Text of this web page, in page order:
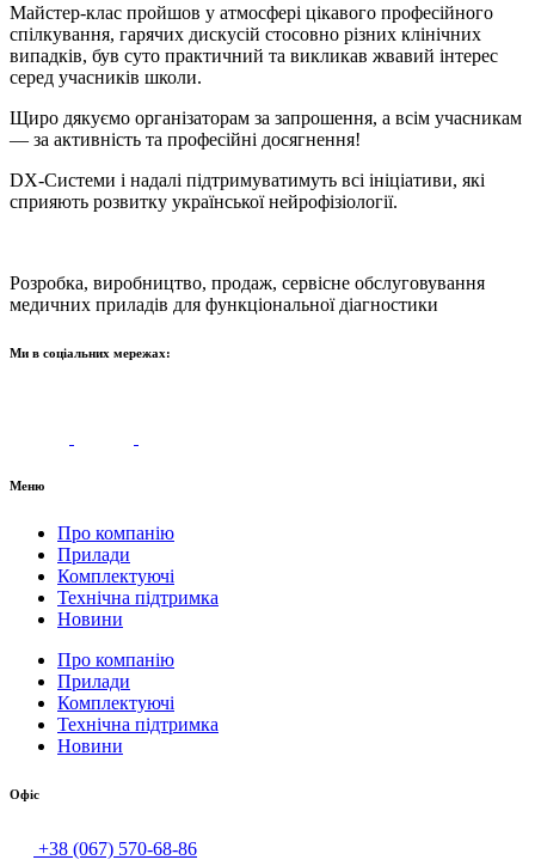
Майстер-клас пройшов у атмосфері цікавого професійного
спілкування, гарячих дискусій стосовно різних клінічних
випадків, був суто практичний та викликав жвавий інтерес
серед учасників школи.
Щиро дякуємо організаторам за запрошення, а всім учасникам
— за активність та професійні досягнення!
DX-Системи і надалі підтримуватимуть всі ініціативи, які
сприяють розвитку української нейрофізіології.
Розробка, виробництво, продаж, сервісне обслуговування
медичних приладів для функціональної діагностики
Ми в соціальних мережах:
Меню
Про компанію
Прилади
Комплектуючі
Технічна підтримка
Новини
Про компанію
Прилади
Комплектуючі
Технічна підтримка
Новини
Офіс
+38 (067) 570-68-86